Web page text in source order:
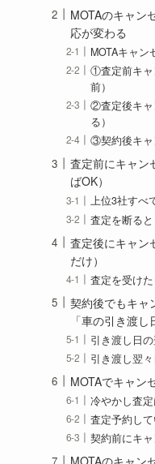
MOTAのキャン
応が変わる
MOTAキャン
①査定前キャ
前）
②査定後キャ
る）
③契約後キャ
査定前にキャン
ばOK）
上位3社すべ
査定を断る
査定後にキャン
だけ）
査定を受け
契約後でもキャ
「車の引き渡し
引き渡し日
引き渡し翌
MOTAでキャン
冷やかし査
査定予約し
契約前にキ